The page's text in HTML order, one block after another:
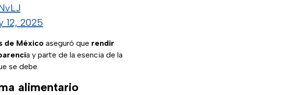
12, 2025
de México aseguró que rendir
a y parte de la esencia de la
se debe.
alimentario